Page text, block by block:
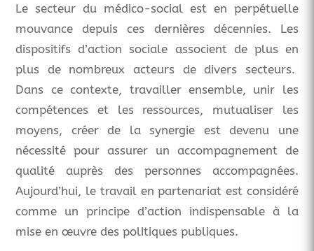
Le secteur du médico-social est en perpétuelle
mouvance depuis ces dernières décennies. Les
dispositifs d’action sociale associent de plus en
plus de nombreux acteurs de divers secteurs.
Dans ce contexte, travailler ensemble, unir les
compétences et les ressources, mutualiser les
moyens, créer de la synergie est devenu une
nécessité pour assurer un accompagnement de
qualité auprès des personnes accompagnées.
Aujourd’hui, le travail en partenariat est considéré
comme un principe d’action indispensable à la
mise en œuvre des politiques publiques.